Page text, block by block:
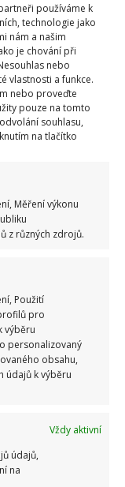
používáme k
technologie jako
nám a našim
je chování při
nebo
vlastnosti a funkce.
nebo proveďte
pouze na tomto
souhlasu,
na tlačítko
Měření výkonu
z různých zdrojů.
Použití
pro
výběru
personalizovaný
obsahu,
údajů k výběru
Vždy aktivní
údajů,
na
Share Alike 3.0
jednou za
jako je
bubnu. Tyto
filtrem.
a